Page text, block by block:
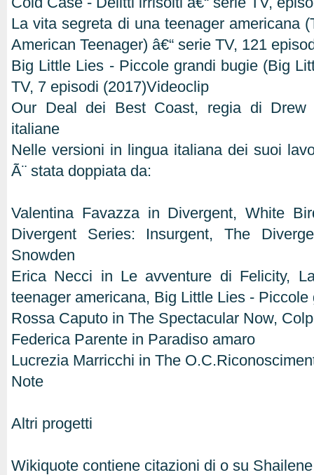
La vita segreta di una teenager americana
American Teenager) â€“ serie TV, 121
Big Little Lies - Piccole grandi bugie (Big
TV, 7 episodi (2017)Videoclip
Our Deal dei Best Coast, regia di Drew
italiane
Nelle versioni in lingua italiana dei suoi
Ã¨ stata doppiata da:
Valentina Favazza in Divergent, White
Divergent Series: Insurgent, The
Snowden
Erica Necci in Le avventure di Felicity,
teenager americana, Big Little Lies - Piccole
Rossa Caputo in The Spectacular Now,
Federica Parente in Paradiso amaro
Lucrezia Marricchi in The
Note
Altri progetti
Wikiquote contiene citazioni di o su